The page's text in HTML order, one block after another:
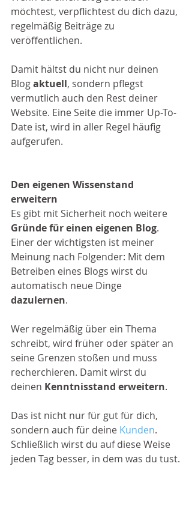
möchtest, verpflichtest du dich dazu,
regelmäßig Beiträge zu
veröffentlichen.
Damit hältst du nicht nur deinen
Blog aktuell, sondern pflegst
vermutlich auch den Rest deiner
Website. Eine Seite die immer Up-To-
Date ist, wird in aller Regel häufig
aufgerufen.
Den eigenen Wissenstand
erweitern
Es gibt mit Sicherheit noch weitere
Gründe für einen eigenen Blog.
Einer der wichtigsten ist meiner
Meinung nach Folgender: Mit dem
Betreiben eines Blogs wirst du
automatisch neue Dinge
dazulernen.
Wer regelmäßig über ein Thema
schreibt, wird früher oder später an
seine Grenzen stoßen und muss
recherchieren. Damit wirst du
deinen Kenntnisstand erweitern.
Das ist nicht nur für gut für dich,
sondern auch für deine Kunden.
Schließlich wirst du auf diese Weise
jeden Tag besser, in dem was du tust.